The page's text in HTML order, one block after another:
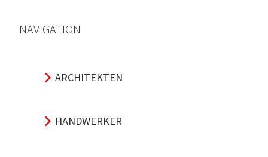
NAVIGATION
ARCHITEKTEN
HANDWERKER